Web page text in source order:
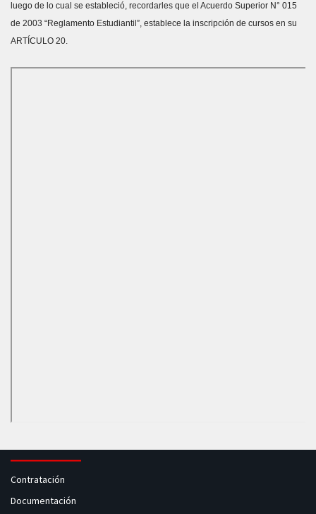
luego de lo cual se estableció, recordarles que el Acuerdo Superior N° 015
de 2003 “Reglamento Estudiantil”, establece la inscripción de cursos en su
ARTÍCULO 20.
Contratación
Documentación